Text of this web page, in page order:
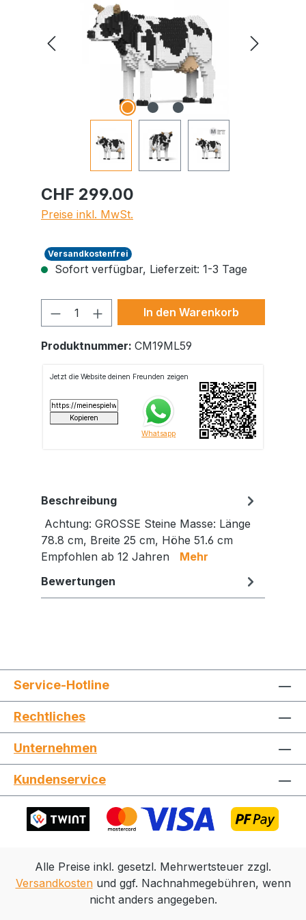
CHF 299.00
Preise inkl. MwSt.
Versandkostenfrei
Sofort verfügbar, Lieferzeit: 1-3 Tage
Produkt Anzahl: Gib den
In den Warenkorb
Produktnummer: CM19ML59
Jetzt die Website deinen Freunden zeigen
Kopieren
Whatsapp
Beschreibung
Achtung: GROSSE Steine Masse: Länge
78.8 cm, Breite 25 cm, Höhe 51.6 cm
Empfohlen ab 12 Jahren Mehr
Bewertungen
Service-Hotline
Rechtliches
Unternehmen
Kundenservice
Alle Preise inkl. gesetzl. Mehrwertsteuer zzgl.
Versandkostenund ggf. Nachnahmegebühren, wenn
nicht anders angegeben.